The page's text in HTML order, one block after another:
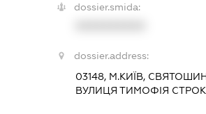
dossier.smida:
dossier.address:
03148, М.КИЇВ,
ВУЛИЦЯ ТИМОФІЯ